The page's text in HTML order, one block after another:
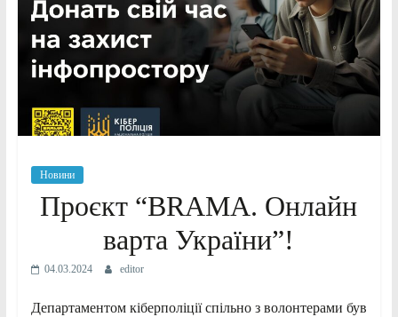
Новини
Проєкт “BRAMA. Онлайн
варта України”!
04.03.2024 editor
Департаментом кіберполіції спільно з волонтерами був